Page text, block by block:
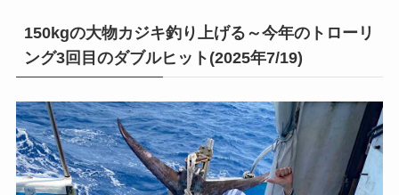
150kgの大物カジキ釣り上げる～今年のトローリ
ング3回目のダブルヒット(2025年7/19)